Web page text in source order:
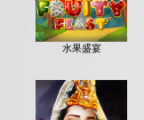
水果盛宴